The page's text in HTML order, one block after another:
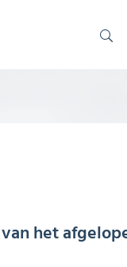
het